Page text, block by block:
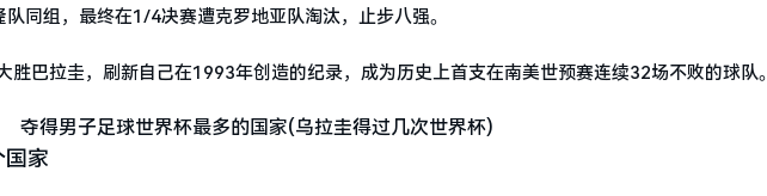
同组，最终在1/4决赛遭克罗地亚队淘汰，止步八强。
巴拉圭，刷新自己在1993年创造的纪录，成为历史上首支在南美世预赛连续32场不败的球队。
国家